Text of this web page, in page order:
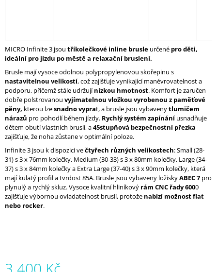
MICRO Infinite 3 jsou tříkolečkové inline brusle určené pro děti,
ideální pro jízdu po městě a relaxační bruslení.
Brusle mají vysoce odolnou polypropylenovou skořepinu s
nastavitelnou velikostí, což zajišťuje vynikající manévrovatelnost a
podporu, přičemž stále udržujínízkou hmotnost. Komfort je zaručen
dobře polstrovanou vyjímatelnou vložkou vyrobenou z paměťové
pěny, kterou lzesnadno vyprat, a brusle jsou vybavenytlumičem
nárazů pro pohodlí během jízdy. Rychlý systém zapínáníusnadňuje
dětem obutí vlastních bruslí, a45stupňová bezpečnostní přezka
zajišťuje, že noha zůstane v optimální poloze.
Infinite 3 jsou k dispozici večtyřech různých velikostech: Small (28-
31) s 3 x 76mm kolečky, Medium (30-33) s 3 x 80mm kolečky, Large (34-
37) s 3 x 84mm kolečky a Extra Large (37-40) s 3 x 90mm kolečky, která
mají kulatý profil a tvrdost 85A. Brusle jsou vybaveny ložiskyABEC 7 pro
plynulý a rychlý skluz. Vysoce kvalitní hliníkový rám CNC řady 6000
zajišťuje výbornou ovladatelnost bruslí, protože nabízí možnost flat
nebo rocker.
Č
U
J
E
M
E
MICRO
DELTA
RECREATION
NAVRŽENO
PRO
PROGRES
5
800
Kč